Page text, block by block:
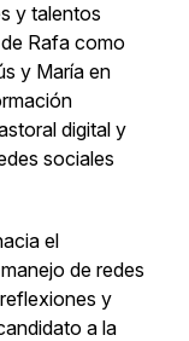
y talentos
Rafa como
y María en
digital y
sociales
el
de redes
y
a la